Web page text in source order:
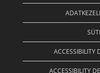
ACCESSIBILITY
ACCESSIBILITY